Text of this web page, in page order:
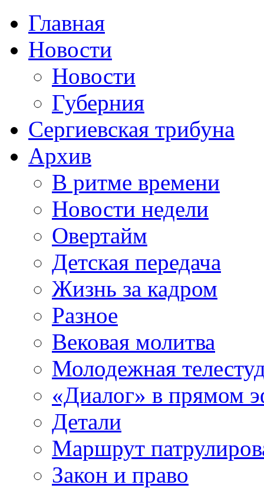
Главная
Новости
Новости
Губерния
Сергиевская трибуна
Архив
В ритме времени
Новости недели
Овертайм
Детская передача
Жизнь за кадром
Разное
Вековая молитва
Молодежная
«Диалог» в прямом
Детали
Маршрут
Закон и право